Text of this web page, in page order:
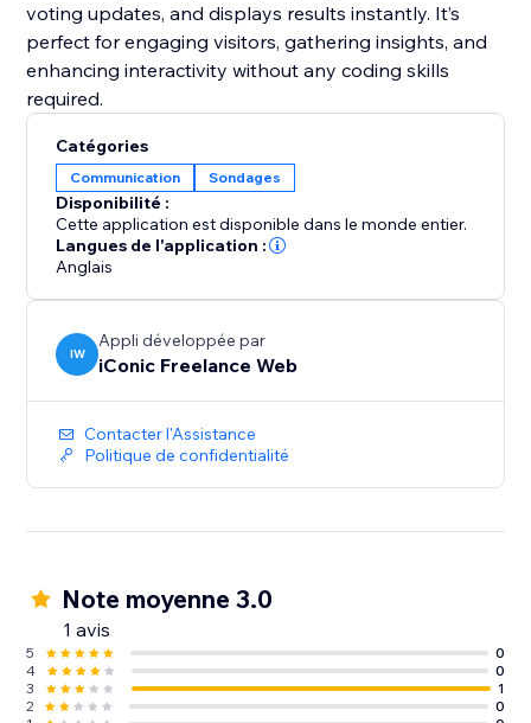
voting updates, and displays results instantly. It’s
perfect for engaging visitors, gathering insights, and
enhancing interactivity without any coding skills
required.
Catégories
Communication Sondages
Disponibilité :
Cette application est disponible dans le monde entier.
Langues de l'application :
Anglais
IW
Appli développée par
iConic Freelance Web
Contacter l'Assistance
Politique de confidentialité
Note moyenne 3.0
1 avis
5
0
4
0
3
1
2
0